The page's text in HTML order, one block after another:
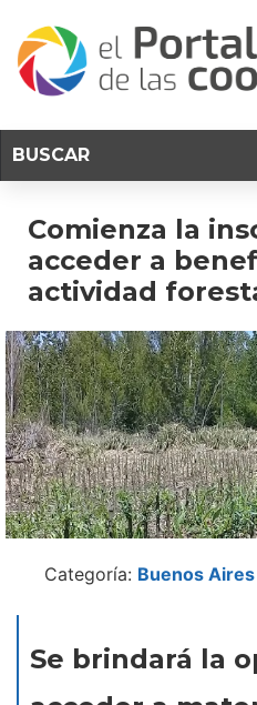
Comienza la
acceder a
actividad
Categoría: Buenos Aires
Se brindará la